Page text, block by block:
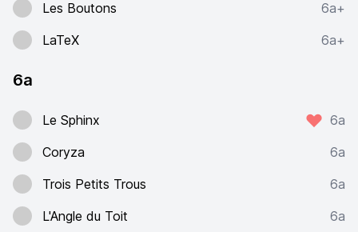
Les Boutons
6a+
LaTeX
6a+
6a
Le Sphinx
6a
Coryza
6a
Trois Petits Trous
6a
L'Angle du Toit
6a